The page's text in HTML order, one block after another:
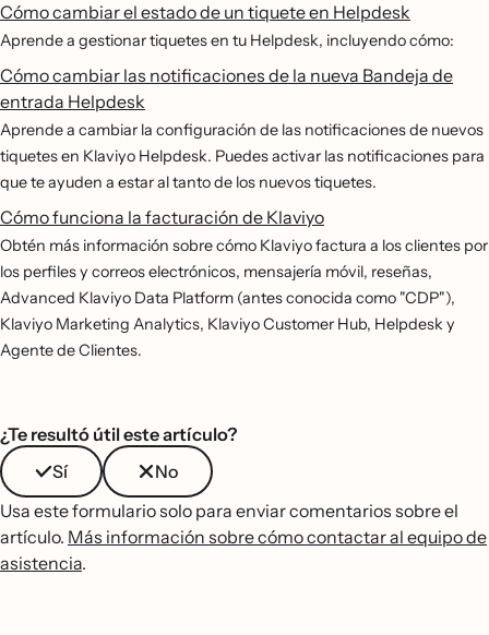
Cómo cambiar el estado de un tiquete en Helpdesk
Aprende a gestionar tiquetes en tu Helpdesk, incluyendo cómo:
Cómo cambiar las notificaciones de la nueva Bandeja de
entrada Helpdesk
Aprende a cambiar la configuración de las notificaciones de nuevos
tiquetes en Klaviyo Helpdesk. Puedes activar las notificaciones para
que te ayuden a estar al tanto de los nuevos tiquetes.
Cómo funciona la facturación de Klaviyo
Obtén más información sobre cómo Klaviyo factura a los clientes por
los perfiles y correos electrónicos, mensajería móvil, reseñas,
Advanced Klaviyo Data Platform (antes conocida como "CDP"),
Klaviyo Marketing Analytics, Klaviyo Customer Hub, Helpdesk y
Agente de Clientes.
¿Te resultó útil este artículo?
Sí
No
Usa este formulario solo para enviar comentarios sobre el
artículo. Más información sobre cómo contactar al equipo de
asistencia.